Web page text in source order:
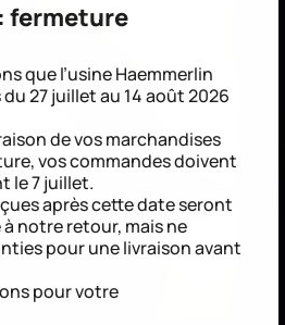
fermeture
que l’usine Haemmerlin
27 juillet au 14 août 2026
de vos marchandises
vos commandes doivent
le 7 juillet.
après cette date seront
notre retour, mais ne
pour une livraison avant
pour votre